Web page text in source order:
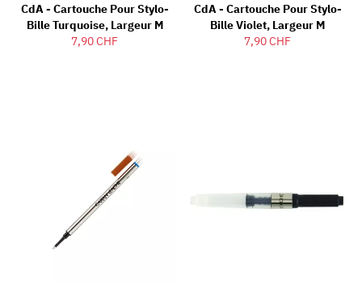
CdA - Cartouche Pour Stylo-
Bille Turquoise, Largeur M
7,90 CHF
CdA - Cartouche Pour Stylo-
Bille Violet, Largeur M
7,90 CHF